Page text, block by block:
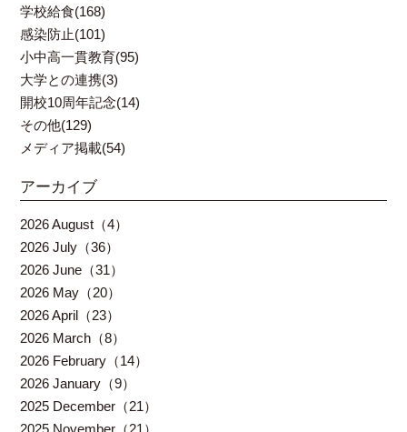
学校給食(168)
感染防止(101)
小中高一貫教育(95)
大学との連携(3)
開校10周年記念(14)
その他(129)
メディア掲載(54)
アーカイブ
2026 August（4）
2026 July（36）
2026 June（31）
2026 May（20）
2026 April（23）
2026 March（8）
2026 February（14）
2026 January（9）
2025 December（21）
2025 November（21）